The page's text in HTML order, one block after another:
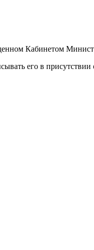
Кабинетом
его в